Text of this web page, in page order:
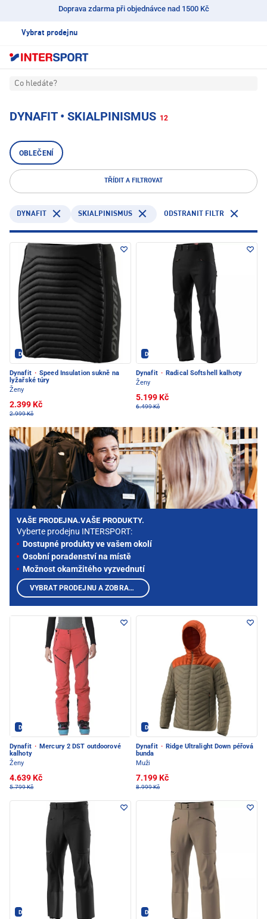
Doprava zdarma při objednávce nad 1500 Kč
Vybrat prodejnu
Co hledáte?
DYNAFIT • SKIALPINISMUS 12
OBLEČENÍ
TŘÍDIT A FILTROVAT
DYNAFIT SKIALPINISMUS ODSTRANIT FILTR
Dynafit - PEC POD SNĚŽKOU
Dynafit · Speed Insulation sukně na
lyžařské túry
Ženy
2.399 Kč
2.999 Kč
Dynafit - PEC POD SNĚŽKOU
Dynafit · Radical Softshell kalhoty
Ženy
5.199 Kč
6.499 Kč
Dynafit - PEC POD SNĚŽKOU
Dynafit · Mercury 2 DST outdoorové
kalhoty
Ženy
4.639 Kč
5.799 Kč
Dynafit - PEC POD SNĚŽKOU
Dynafit · Ridge Ultralight Down péřová
bunda
Muži
7.199 Kč
8.999 Kč
Dynafit - PEC POD SNĚŽKOU Dynafit - PEC POD SNĚŽKOU
VAŠE PRODEJNA.VAŠE PRODUKTY.
Vyberte prodejnu INTERSPORT:
Dostupné produkty ve vašem okolí
Osobní poradenství na místě
Možnost okamžitého vyzvednutí
VYBRAT PRODEJNU A ZOBRAZIT PRODUKTY